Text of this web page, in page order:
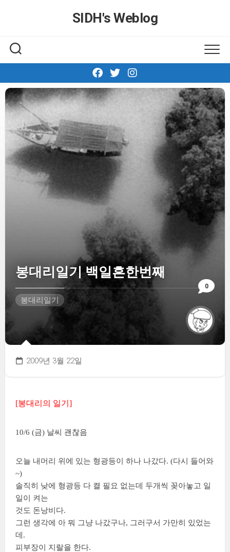
SIDH′s Weblog
0
봉대리일기 백일흔한번째
봉대리일기
2009년 3월 22일
[봉대리의 일기]
10/6 (금) 날씨 괜찮음
오늘 내머리 위에 있는 형광등이 하나 나갔다. (다시 들어와
~)
솔직히 낮에 형광등 다 켤 필요 없는데 두개씩 꽂아놓고 일
일이 켜는
것도 돈낭비다.
그런 생각에 아 뭐 그냥 나갔구나, 그러구서 가만히 있었는
데.
피부장이 지랄을 한다.